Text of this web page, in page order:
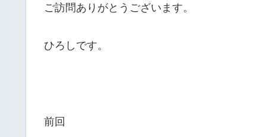
ご訪問ありがとうございます。
ひろしです。
前回